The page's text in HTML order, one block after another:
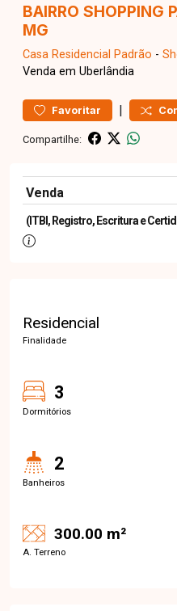
BAIRRO SHOPPING
MG
Casa Residencial Padrão -
Venda em Uberlândia
Favoritar |
Compartilhe:
Venda
(ITBI, Registro, Escritura e
Residencial
Finalidade
3
Dormitórios
2
Banheiros
300.00 m²
A. Terreno